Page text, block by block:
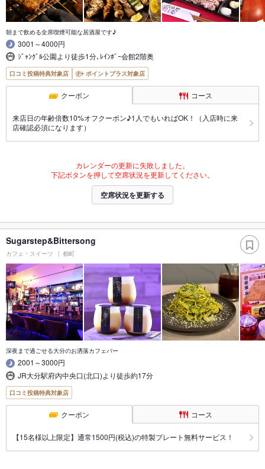
朝まで飲める全席喫煙可能な居酒屋です♪
3001～4000円
ｼﾞｬﾝｸﾞﾙ公園より徒歩1分､ﾚｲﾝﾎﾞｰ会館2階奥
口コミ投稿特典対象店 ポイントプラス対象店
クーポン コース
来店日の年齢倍数10%オフクーポン♪1人でもいればOK！（入店時に来
店確認必須になります）
カレンダーの更新に失敗しました。
下記ボタンを押して空席状況を更新してください。
空席状況を更新する
Sugarstep&Bittersong
カフェ・スイーツ 都町
深夜まで過ごせる大分のお洒落カフェバー
2001～3000円
JR大分駅府内中央口(北口)より徒歩約17分
口コミ投稿特典対象店
クーポン コース
【15名様以上限定】通常1500円(税込)の特製プレート無料サービス！